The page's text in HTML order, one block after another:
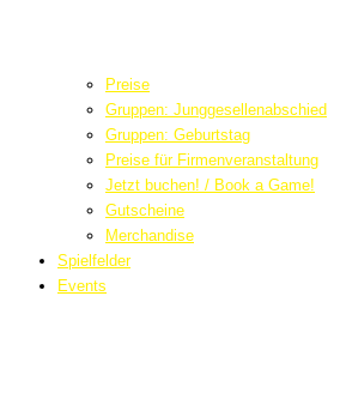
Preise
Gruppen: Junggesellenabschied
Gruppen: Geburtstag
Preise für Firmenveranstaltung
Jetzt buchen! / Book a Game!
Gutscheine
Merchandise
Spielfelder
Events